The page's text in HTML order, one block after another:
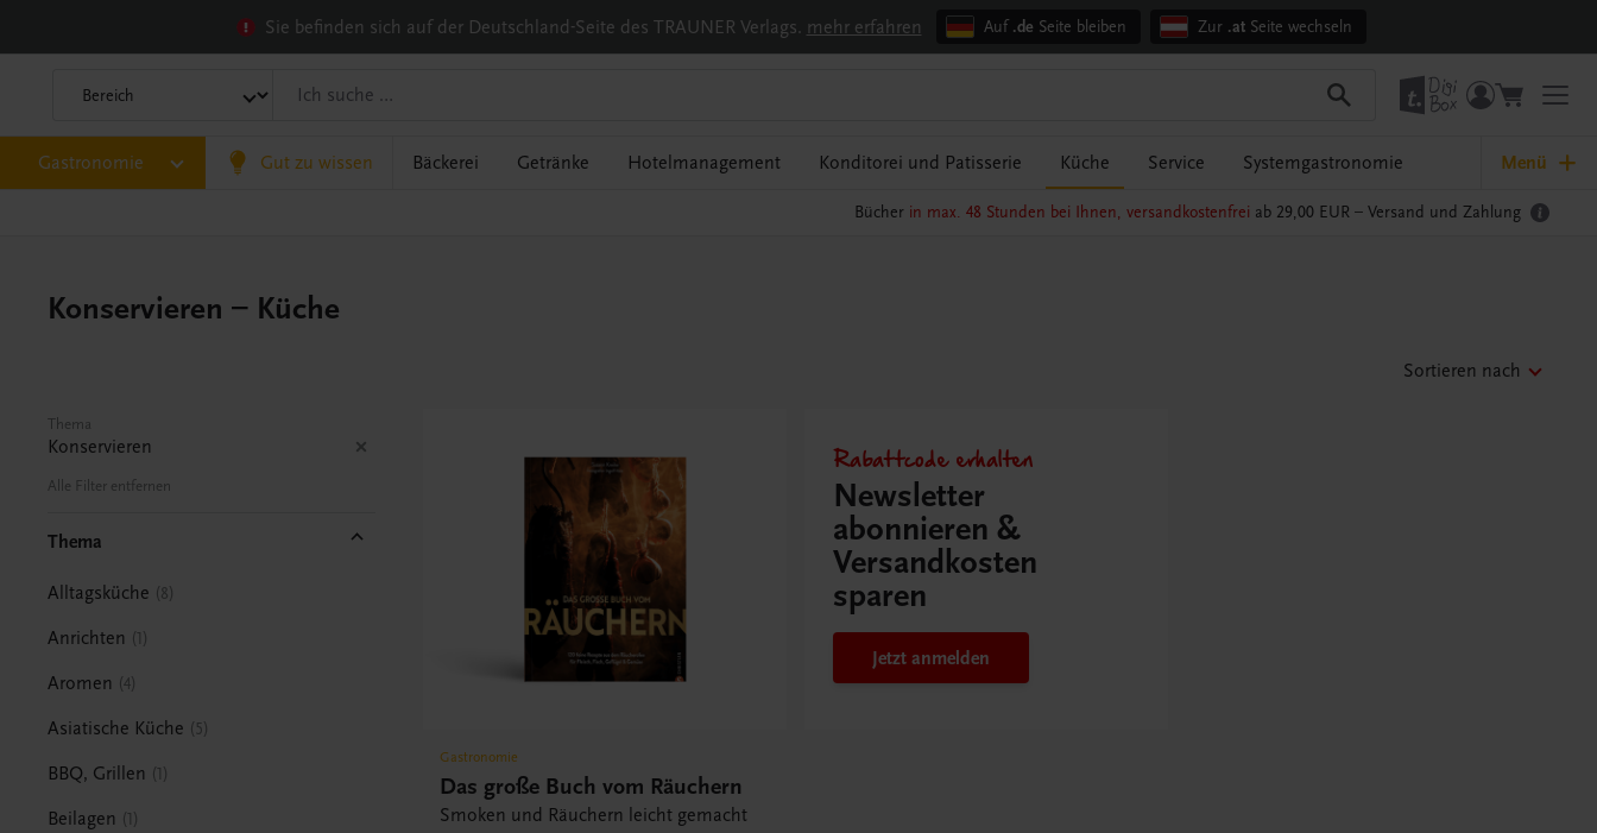
Sie befinden sich auf der Deutschland-Seite des TRAUNER Verlags. mehr erfahren Auf .de Seite bleiben Zur .atSeite wechseln
Gastronomie Gut zu wissen Bäckerei Getränke Hotelmanagement Konditorei und Patisserie Küche Service Systemgastronomie Menü
Bücher in max. 48 Stunden bei Ihnen, versandkostenfrei ab 29,00 EUR – Versand und Zahlung
Konservieren – Küche
Sortieren nach
Thema
Konservieren
Alle Filter entfernen
Thema
Alltagsküche 8
Anrichten 1
Aromen 4
Asiatische Küche 5
BBQ, Grillen 1
Beilagen 1
Gastronomie
Das große Buch vom Räuchern
Smoken und Räuchern leicht gemacht
Rabattcode erhalten
Newsletter
abonnieren &
Versandkosten
sparen
Jetzt anmelden